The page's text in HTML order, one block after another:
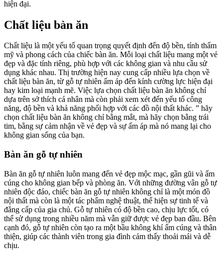
hiện đại.
Chất liệu bàn ăn
Chất liệu là một yếu tố quan trọng quyết định đến độ bền, tính thẩm
mỹ và phong cách của chiếc bàn ăn. Mỗi loại chất liệu mang một vẻ
đẹp và đặc tính riêng, phù hợp với các không gian và nhu cầu sử
dụng khác nhau. Thị trường hiện nay cung cấp nhiều lựa chọn về
chất liệu bàn ăn, từ gỗ tự nhiên ấm áp đến kính cường lực hiện đại
hay kim loại mạnh mẽ. Việc lựa chọn chất liệu bàn ăn không chỉ
dựa trên sở thích cá nhân mà còn phải xem xét đến yếu tố công
năng, độ bền và khả năng phối hợp với các đồ nội thất khác. ” hãy
chọn chất liệu bàn ăn không chỉ bằng mắt, mà hãy chọn bằng trái
tim, bằng sự cảm nhận về vẻ đẹp và sự ấm áp mà nó mang lại cho
không gian sống của bạn.
Bàn ăn gỗ tự nhiên
Bàn ăn gỗ tự nhiên luôn mang đến vẻ đẹp mộc mạc, gần gũi và ấm
cúng cho không gian bếp và phòng ăn. Với những đường vân gỗ tự
nhiên độc đáo, chiếc bàn ăn gỗ tự nhiên không chỉ là một món đồ
nội thất mà còn là một tác phẩm nghệ thuật, thể hiện sự tinh tế và
đẳng cấp của gia chủ. Gỗ tự nhiên có độ bền cao, chịu lực tốt, có
thể sử dụng trong nhiều năm mà vẫn giữ được vẻ đẹp ban đầu. Bên
cạnh đó, gỗ tự nhiên còn tạo ra một bầu không khí ấm cúng và thân
thiện, giúp các thành viên trong gia đình cảm thấy thoải mái và dễ
chịu.